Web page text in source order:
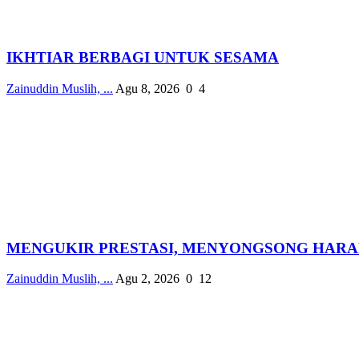
IKHTIAR BERBAGI UNTUK SESAMA
Zainuddin Muslih, ... Agu 8, 2026 0 4
MENGUKIR PRESTASI, MENYONGSONG
Zainuddin Muslih, ... Agu 2, 2026 0 12